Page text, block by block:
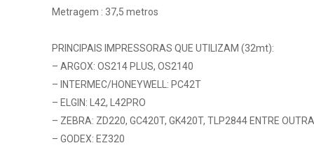
Metragem : 37,5 metros
PRINCIPAIS IMPRESSORAS QUE UTILIZAM (32mt):
– ARGOX: OS214 PLUS, OS2140
– INTERMEC/HONEYWELL: PC42T
– ELGIN: L42, L42PRO
– ZEBRA: ZD220, GC420T, GK420T, TLP2844 ENTRE
– GODEX: EZ320